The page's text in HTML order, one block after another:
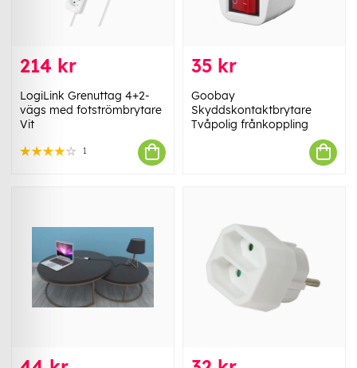
214 kr
LogiLink Grenuttag 4+2-
vägs med fotströmbrytare
Vit
1
35 kr
Goobay
Skyddskontaktbrytare
Tvåpolig frånkoppling